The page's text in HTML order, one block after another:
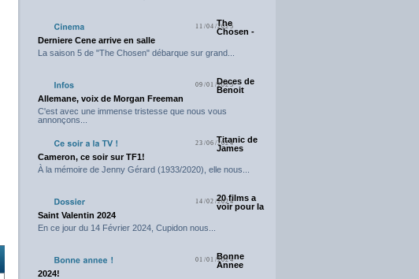
11/04/2025
The
Chosen -
Derniere Cene arrive en salle
La saison 5 de "The Chosen" débarque sur grand...
09/01/2025Deces de
Benoit
Allemane, voix de Morgan Freeman
C'est avec une immense tristesse que nous vous
annonçons...
23/06/2024Titanic de
James
Cameron, ce soir sur TF1!
À la mémoire de Jenny Gérard (1933/2020), elle nous...
14/02/202420 films a
voir pour la
Saint Valentin 2024
En ce jour du 14 Février 2024, Cupidon nous...
01/01/2024
Bonne
Annee
2024!